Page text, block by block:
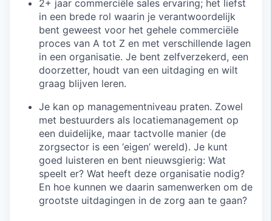
2+ jaar commerciële sales ervaring; het liefst
in een brede rol waarin je verantwoordelijk
bent geweest voor het gehele commerciële
proces van A tot Z en met verschillende lagen
in een organisatie. Je bent zelfverzekerd, een
doorzetter, houdt van een uitdaging en wilt
graag blijven leren.
Je kan op managementniveau praten. Zowel
met bestuurders als locatiemanagement op
een duidelijke, maar tactvolle manier (de
zorgsector is een ‘eigen’ wereld). Je kunt
goed luisteren en bent nieuwsgierig: Wat
speelt er? Wat heeft deze organisatie nodig?
En hoe kunnen we daarin samenwerken om de
grootste uitdagingen in de zorg aan te gaan?